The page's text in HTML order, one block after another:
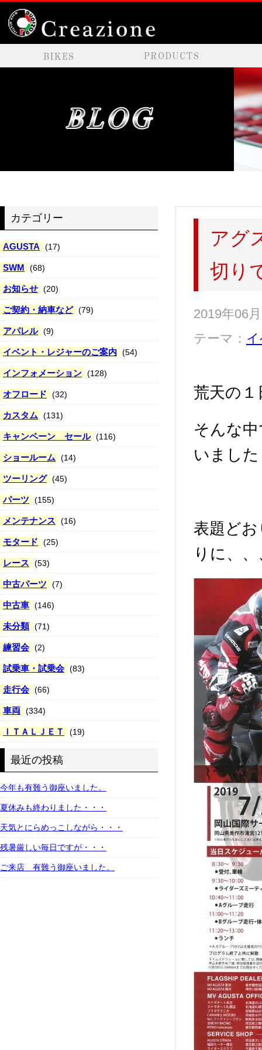
カテゴリー
AGUSTA (17)
SWM (68)
お知らせ (20)
ご契約・納車など (79)
アパレル (9)
イベント・レジャーのご案内 (54)
インフォメーション (128)
オフロード (32)
カスタム (131)
キャンペーン セール (116)
ショールーム (14)
ツーリング (45)
パーツ (155)
メンテナンス (16)
モタード (25)
レース (53)
中古パーツ (7)
中古車 (146)
未分類 (71)
練習会 (2)
試乗車・試乗会 (83)
走行会 (66)
車両 (334)
ＩＴＡＬＪＥＴ (19)
最近の投稿
今年も有難う御座いました。
夏休みも終わりました・・・
天気とにらめっこしながら・・・
残暑厳しい毎日ですが・・・
ご来店 有難う御座いました。
アグ
切り
2019年06
テーマ：
荒天の
そんな
いまし
表題ど
りに、、